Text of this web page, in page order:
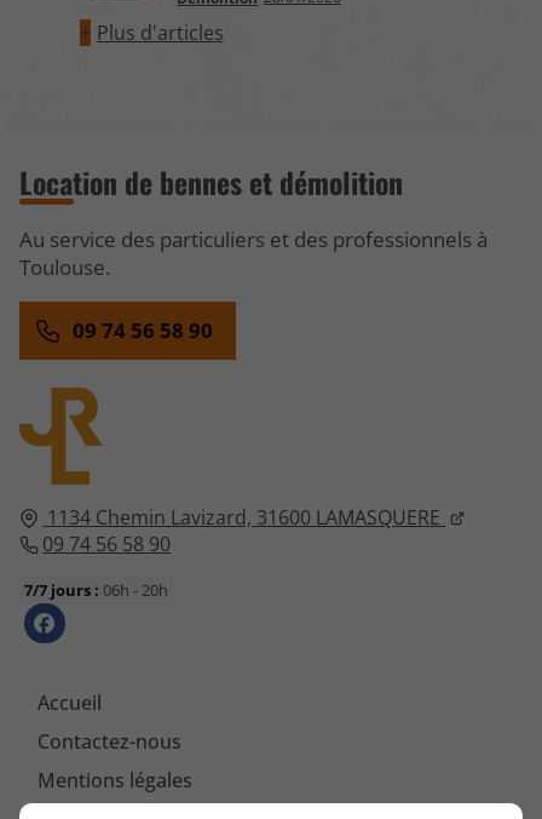
Plus d'articles
1134 Chemin Lavizard, 31600 LAMASQUERE
09 74 56 58 90
7/7 jours : 06h - 20h
Accueil
Contactez-nous
Mentions légales
Location de bennes et démolition
Au service des particuliers et des professionnels à
Toulouse.
09 74 56 58 90